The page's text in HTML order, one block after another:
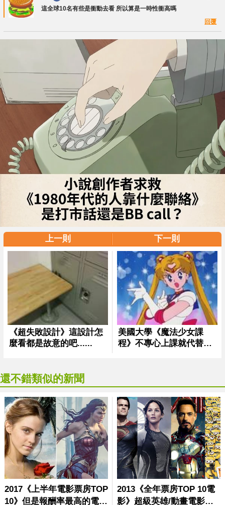
這全球10名有些是衝動去看 所以算是一時性衝高嗎
回覆
上一則 下一則
還不錯類似的新聞